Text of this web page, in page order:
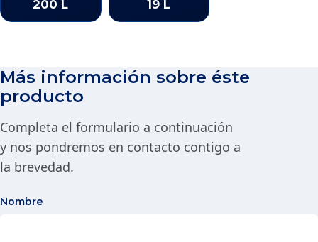
200 L 19 L
Más información sobre éste
producto
Completa el formulario a continuación
y nos pondremos en contacto contigo a
la brevedad.
Nombre